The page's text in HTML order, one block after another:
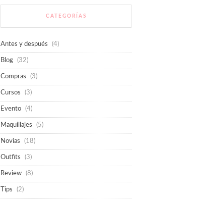
CATEGORÍAS
Antes y después (4)
Blog (32)
Compras (3)
Cursos (3)
Evento (4)
Maquillajes (5)
Novias (18)
Outfits (3)
Review (8)
Tips (2)